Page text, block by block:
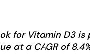
for Vitamin D3
at a CAGR of